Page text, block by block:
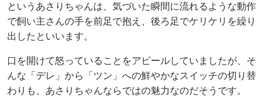
というあさりちゃんは、気づいた瞬間に流れるような動作
で飼い主さんの手を前足で抱え、後ろ足でケリケリを繰り
出したといいます。
口を開けて怒っていることをアピールしていましたが、そ
んな「デレ」から「ツン」への鮮やかなスイッチの切り替
わりも、あさりちゃんならではの魅力なのだそうです。